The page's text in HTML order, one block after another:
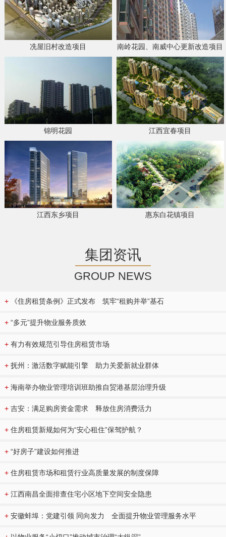
冼屋旧村改造项目 南岭花园、南威中心更新改造项目
锦明花园 江西宜春项目
江西东乡项目 惠东白花镇项目
集团资讯
GROUP NEWS
+ 《住房租赁条例》正式发布 筑牢“租购并举”基石
+ “多元”提升物业服务质效
+ 有力有效规范引导住房租赁市场
+ 抚州：激活数字赋能引擎 助力关爱新就业群体
+ 海南举办物业管理培训班助推自贸港基层治理升级
+ 吉安：满足购房资金需求 释放住房消费活力
+ 住房租赁新规如何为“安心租住”保驾护航？
+ “好房子”建设如何推进
+ 住房租赁市场和租赁行业高质量发展的制度保障
+ 江西南昌全面排查住宅小区地下空间安全隐患
+ 安徽蚌埠：党建引领 同向发力 全面提升物业管理服务水平